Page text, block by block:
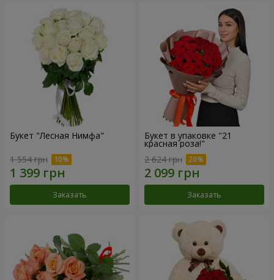
Букет "Лесная Нимфа"
1 554 грн
Заказать
Букет в упаковке "21
красная роза!"
2 624 грн
Заказать